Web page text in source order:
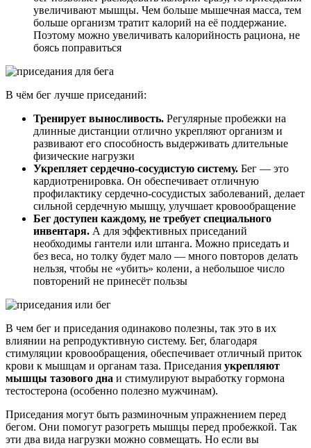
увеличивают мышцы. Чем больше мышечная масса, тем
больше организм тратит калорий на её поддержание.
Поэтому можно увеличивать калорийность рациона, не
боясь поправиться
В чём бег лучше приседаний:
Тренирует выносливость. Регулярные пробежки на
длинные дистанции отлично укрепляют организм и
развивают его способность выдерживать длительные
физические нагрузки
Укрепляет сердечно-сосудистую систему. Бег — это
кардиотренировка. Он обеспечивает отличную
профилактику сердечно-сосудистых заболеваний, делает
сильной сердечную мышцу, улучшает кровообращение
Бег доступен каждому, не требует специального
инвентаря. А для эффективных приседаний
необходимы гантели или штанга. Можно приседать и
без веса, но толку будет мало — много повторов делать
нельзя, чтобы не «убить» колени, а небольшое число
повторений не принесёт пользы
В чем бег и приседания одинаково полезны, так это в их
влиянии на репродуктивную систему. Бег, благодаря
стимуляции кровообращения, обеспечивает отличный приток
крови к мышцам и органам таза. Приседания укрепляют
мышцы тазового дна и стимулируют выработку гормона
тестостерона (особенно полезно мужчинам).
Приседания могут быть разминочным упражнением перед
бегом. Они помогут разогреть мышцы перед пробежкой. Так
эти два вида нагрузки можно совмещать. Но если вы